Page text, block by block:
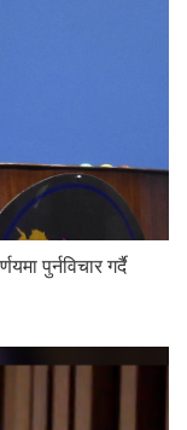
पुर्नविचार गर्दै